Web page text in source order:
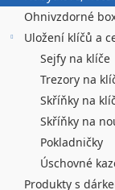
Ohnivzdorné
Uložení klíčů a
Sejfy na klíče
Trezory na
Skříňky na
Skříňky na
Pokladničky
Úschovné
Produkty s